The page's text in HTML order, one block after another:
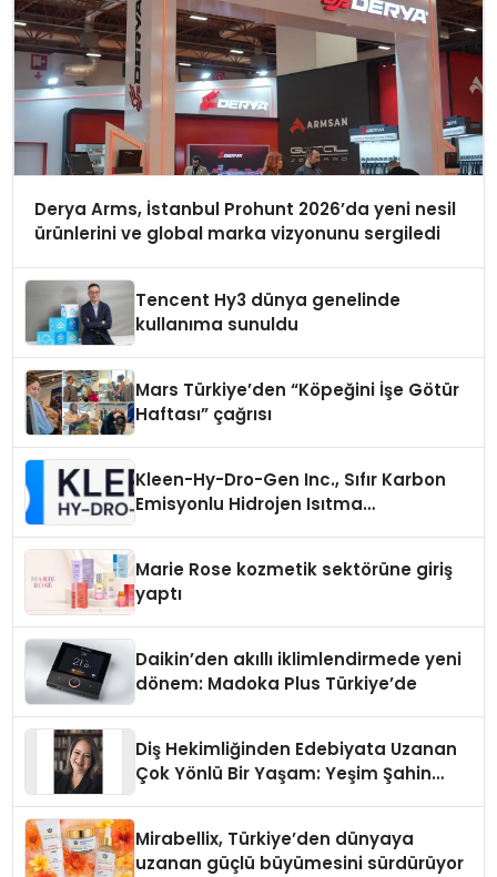
Derya Arms, İstanbul Prohunt 2026’da yeni nesil
ürünlerini ve global marka vizyonunu sergiledi
Tencent Hy3 dünya genelinde
kullanıma sunuldu
Mars Türkiye’den “Köpeğini İşe Götür
Haftası” çağrısı
Kleen-Hy-Dro-Gen Inc., Sıfır Karbon
Emisyonlu Hidrojen Isıtma
Marie Rose kozmetik sektörüne giriş
yaptı
Daikin’den akıllı iklimlendirmede yeni
dönem: Madoka Plus Türkiye’de
Diş Hekimliğinden Edebiyata Uzanan
Çok Yönlü Bir Yaşam: Yeşim Şahin
Mirabellix, Türkiye’den dünyaya
uzanan güçlü büyümesini sürdürüyor